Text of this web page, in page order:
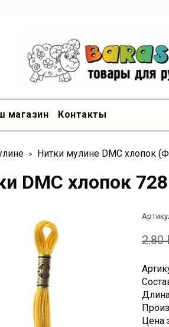
магазин Контакты
Нитки мулине DMC хлопок
DMC хлопок 728
2.80
Цена